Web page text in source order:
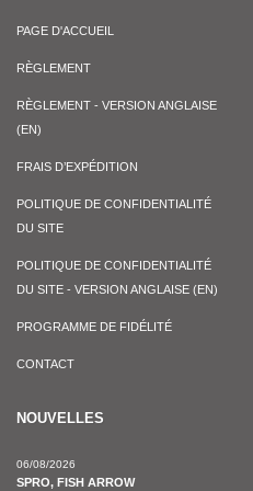
PAGE D'ACCUEIL
RÈGLEMENT
RÈGLEMENT - VERSION ANGLAISE
(EN)
FRAIS D’EXPÉDITION
POLITIQUE DE CONFIDENTIALITÉ
DU SITE
POLITIQUE DE CONFIDENTIALITÉ
DU SITE - VERSION ANGLAISE (EN)
PROGRAMME DE FIDÉLITÉ
CONTACT
NOUVELLES
06/08/2026
SPRO, FISH ARROW